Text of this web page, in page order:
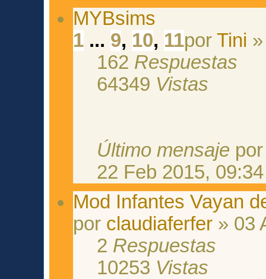
MYBsims
1 ... 9, 10, 11porTini
162 Respuestas
64349 Vistas
Último mensaje
22 Feb 2015, 09:34
Mod Infantes Vayan
por claudiaferfer » 03
2 Respuestas
10253 Vistas